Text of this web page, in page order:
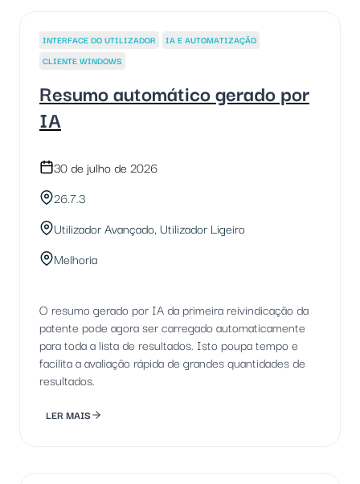
INTERFACE DO UTILIZADOR
IA E AUTOMATIZAÇÃO
CLIENTE WINDOWS
Resumo automático gerado por
IA
30 de julho de 2026
26.7.3
Utilizador Avançado, Utilizador Ligeiro
Melhoria
O resumo gerado por IA da primeira reivindicação da
patente pode agora ser carregado automaticamente
para toda a lista de resultados. Isto poupa tempo e
facilita a avaliação rápida de grandes quantidades de
resultados.
LER MAIS